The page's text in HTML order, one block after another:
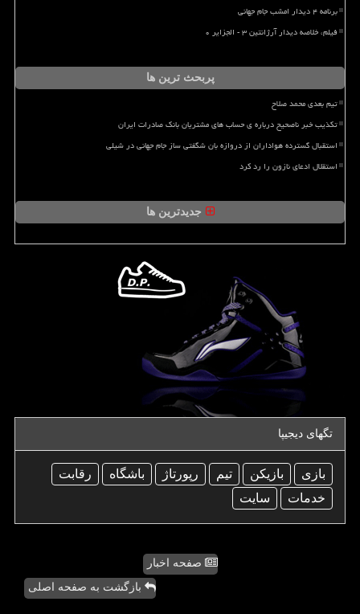
برنامه ۴ دیدار امشب جام جهانی
فیلم، خلاصه دیدار آرژانتین ۳ - الجزایر ۰
پربحث ترین ها
تیم بعدی محمد صلاح
تکذیب خبر ناصحیح درباره ی حساب های مشتریان بانک صادرات ایران
استقبال گسترده هواداران از دروازه بان شگفتی ساز جام جهانی در شیلی
استقلال ادعای نازون را رد کرد
جدیدترین ها
تگهای دیجیپا
بازی بازیكن تیم رپورتاژ باشگاه
رقابت
خدمات
سایت
صفحه اخبار
بازگشت به صفحه اصلی